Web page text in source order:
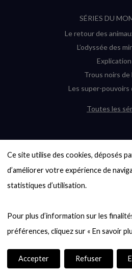
Ce site utilise des cookies, déposés
d’améliorer votre expérience de
statistiques d’utilisation.
Pour plus d’information sur les
Accepter Refuser
SÉRIES DU
Le retour des
L’odyssée des
Explication
Trous noirs de
Les super-pouvoirs
Toutes les
6000 exoplanètes, et
en vue ?
Quel avenir pour les
Entre mathématiques
quête d’un vote
casse-tête